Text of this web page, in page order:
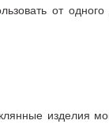
от одного
изделия